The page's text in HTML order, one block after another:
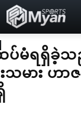
ပ်မံရရှိခဲ့
သမား ဟ